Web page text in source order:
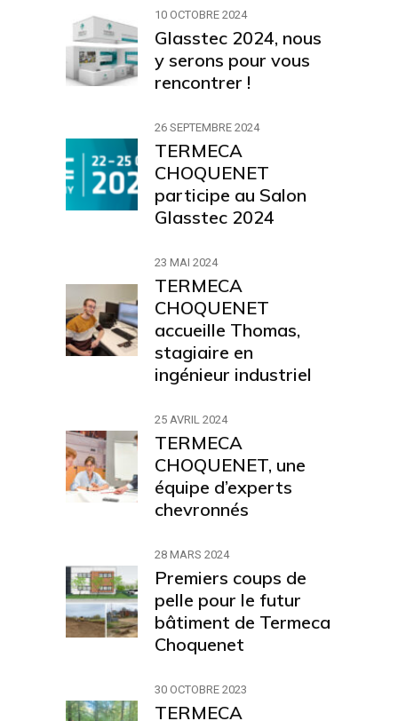
10 OCTOBRE 2024
Glasstec 2024, nous
y serons pour vous
rencontrer !
26 SEPTEMBRE 2024
TERMECA
CHOQUENET
participe au Salon
Glasstec 2024
23 MAI 2024
TERMECA
CHOQUENET
accueille Thomas,
stagiaire en
ingénieur industriel
25 AVRIL 2024
TERMECA
CHOQUENET, une
équipe d’experts
chevronnés
28 MARS 2024
Premiers coups de
pelle pour le futur
bâtiment de Termeca
Choquenet
30 OCTOBRE 2023
TERMECA